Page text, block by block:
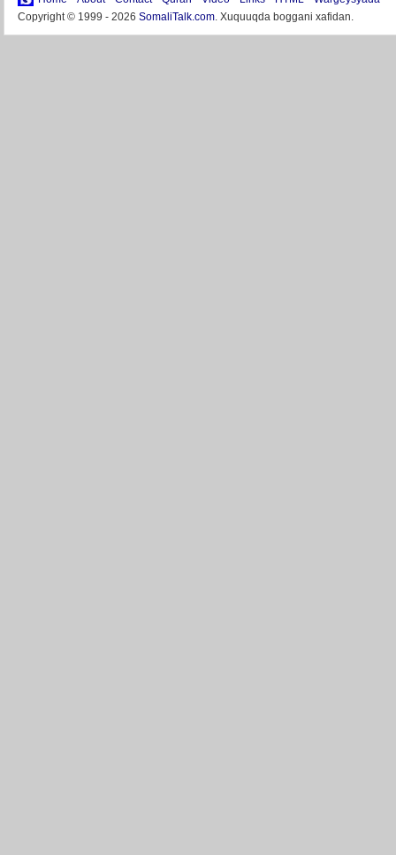
Copyright © 1999 - 2026 SomaliTalk.com. Xuquuqda boggani xafidan.